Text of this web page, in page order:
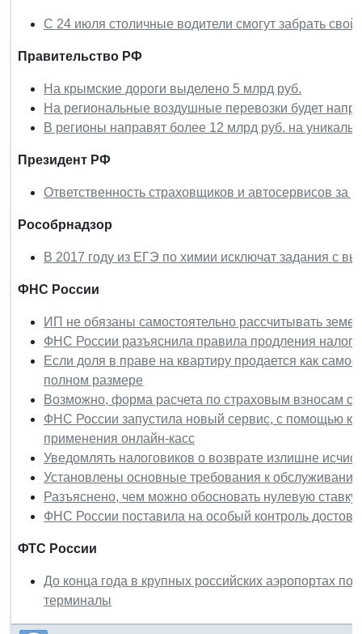
С 24 июля столичные водители смогут забрать
Правительство РФ
На крымские дороги выделено 5 млрд руб.
На региональные воздушные перевозки будет
В регионы направят более 12 млрд руб. на
Президент РФ
Ответственность страховщиков и автосервисов за
Рособрнадзор
В 2017 году из ЕГЭ по химии исключат задания с
ФНС России
ИП не обязаны самостоятельно рассчитывать
ФНС России разъяснила правила продления
Если доля в праве на квартиру продается как
полном размере
Возможно, форма расчета по страховым взносам
ФНС России запустила новый сервис, с помощью
применения онлайн-касс
Уведомлять налоговиков о возврате излишне
Установлены основные требования к
Разъяснено, чем можно обосновать нулевую
ФНС России поставила на особый контроль
ФТС России
До конца года в крупных российских аэропортах
терминалы